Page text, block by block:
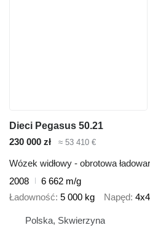
Dieci Pegasus 50.21
230 000 zł
≈ 53 410 €
Wózek widłowy - obrotowa
2008
6 662 m/g
Ładowność 5 000 kg Napęd 4x4
Polska, Skwierzyna